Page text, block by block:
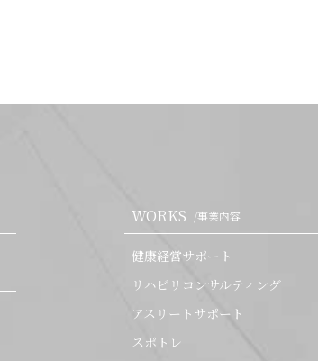
WORKS /事業内容
健康経営サポート
リハビリコンサルティング
アスリートサポート
スポトレ